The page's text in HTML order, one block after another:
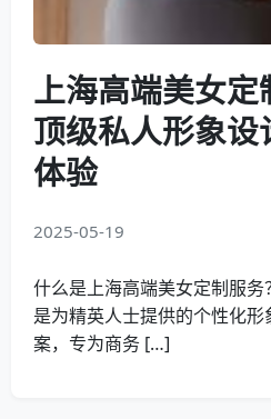
上海高端美女
顶级私人形象
体验
2025-05-19
什么是上海高端美女定制服
是为精英人士提供的个性化
案，专为商务 […]